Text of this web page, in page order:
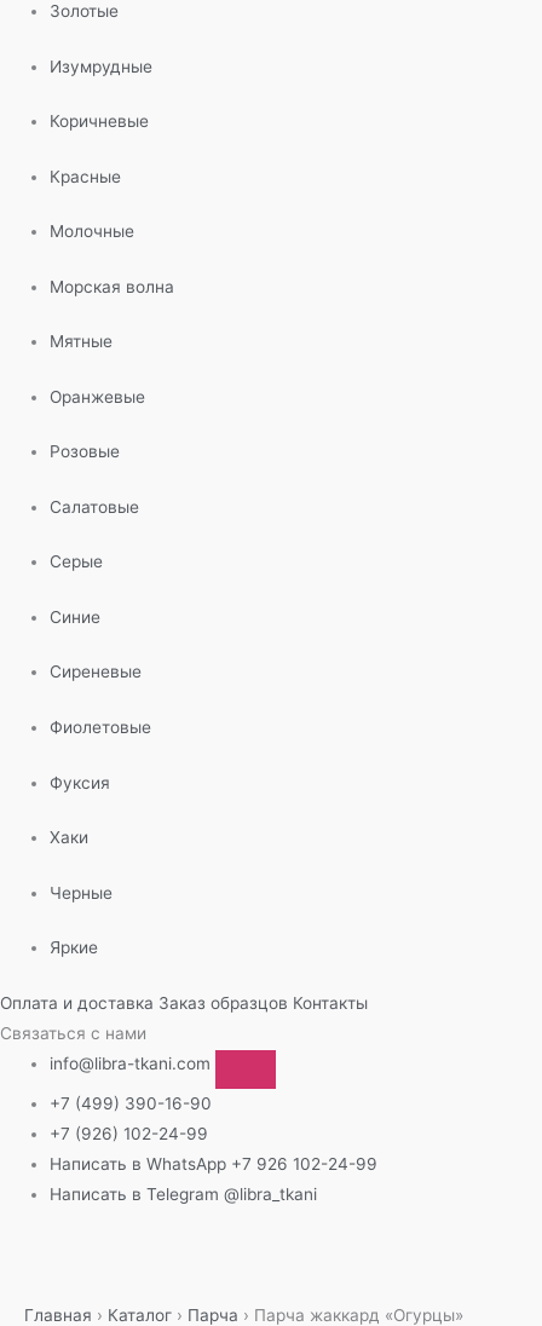
Золотые
Изумрудные
Коричневые
Красные
Молочные
Морская волна
Мятные
Оранжевые
Розовые
Салатовые
Серые
Синие
Сиреневые
Фиолетовые
Фуксия
Хаки
Черные
Яркие
Оплата и доставка Заказ образцов Контакты
Связаться с нами
info@libra-tkani.com
+7 (499) 390-16-90
+7 (926) 102-24-99
Написать в WhatsApp +7 926 102-24-99
Написать в Telegram @libra_tkani
содержимому
Главная › Каталог › Парча › Парча жаккард «Огурцы»